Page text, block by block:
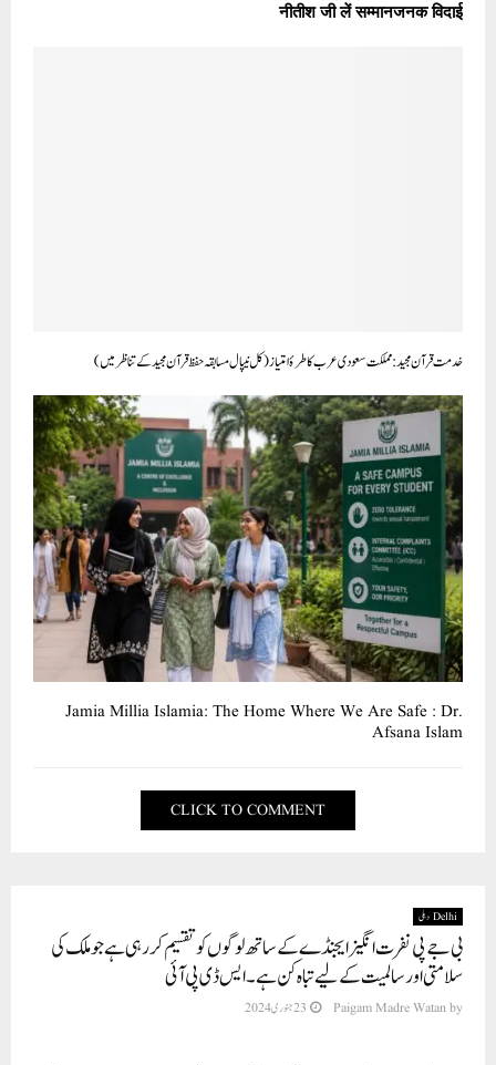
नीतीश जी लें सम्मानजनक विदाई
خدمت قرآن مجید: مملکت سعودی عرب کا طرۂ امتیاز (کل نیپال مسابقہ حفظ قرآن مجید کے تناظر میں)
Jamia Millia Islamia: The Home Where We Are Safe : Dr.
Afsana Islam
CLICK TO COMMENT
Delhi دہلی
بی جے پی نفرت انگیز ایجنڈے کے ساتھ لوگوں کو تقسیم کر رہی ہے جو ملک کی
سلامتی اور سالمیت کے لیے تباہ کن ہے۔ایس ڈی پی آئی
by
Paigam Madre Watan 23 جنوری 2024